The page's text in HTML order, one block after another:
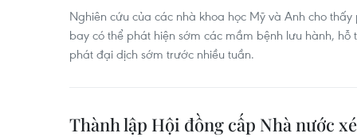
Nghiên cứu của các nhà khoa học Mỹ và Anh cho
bay có thể phát hiện sớm các mầm bệnh lưu hành,
phát đại dịch sớm trước nhiều tuần.
Thành lập Hội đồng cấp Nhà nước